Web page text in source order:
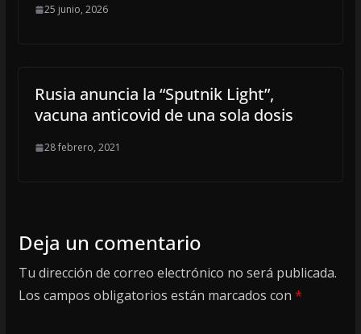
25 junio, 2026
Rusia anuncia la “Sputnik Light”,
vacuna anticovid de una sola dosis
28 febrero, 2021
Deja un comentario
Tu dirección de correo electrónico no será publicada.
Los campos obligatorios están marcados con *